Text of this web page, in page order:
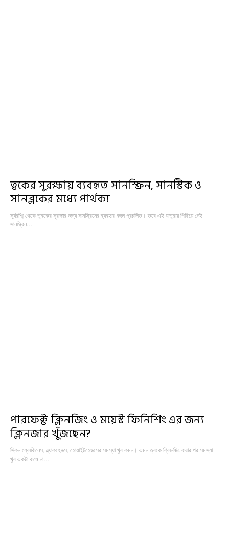
ত্বকের সুরক্ষায় ব্যবহৃত সানস্ক্রিন, সানস্টিক ও
সানব্লকের মধ্যে পার্থক্য
সূর্যরশ্মি থেকে ত্বকের সুরক্ষার জন্য সানস্ক্রিনের ব্যবহার বহুল প্রচলিত। তবে এই যাত্রায় পিছিয়ে নেই
সানস্ক্রিন…
পারফেক্ট ক্লিনজিং ও ময়েস্ট ফিনিশিং এর জন্য
ক্লিনজার খুঁজছেন?
স্কিন ফ্লেকিনেস, ব্ল্যাকহেডস, হোয়াইটহেডসের সমস্যা খুব কমন। এমন ত্বকে ক্লিনজিং করার পর সমস্যা
খুব একটা কমে না…